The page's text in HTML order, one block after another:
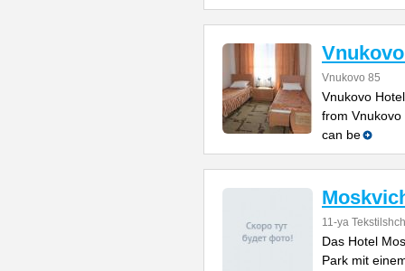
Vnukovo 85
Vnukovo
from
can be
11-ya
Das Hotel
Park mit